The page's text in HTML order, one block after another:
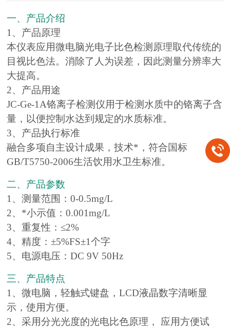
一、产品介绍
1、产品原理
本仪表应用微电脑光电子比色检测原理取代传统的
目视比色法。消除了人为误差，因此测量分辨率大
大提高。
2、产品用途
JC-Ge-1A铬离子检测仪用于检测水质中的铬离子含
量，以便控制水达到规定的水质标准。
3、产品执行标准
融合多项自主设计成果，技术*，符合国标
GB/T5750-2006生活饮用水卫生标准。
二、产品参数
1、测量范围：0-0.5mg/L
2、*小示值：0.001mg/L
3、重复性：≤2%
4、精度：±5%FS±1个字
5、电源电压：DC 9V 50Hz
三、产品特点
1、微电脑，轻触式键盘，LCD液晶数字清晰显
示，使用方便。
2、采用分光光度的光电比色原理， 应用方便试